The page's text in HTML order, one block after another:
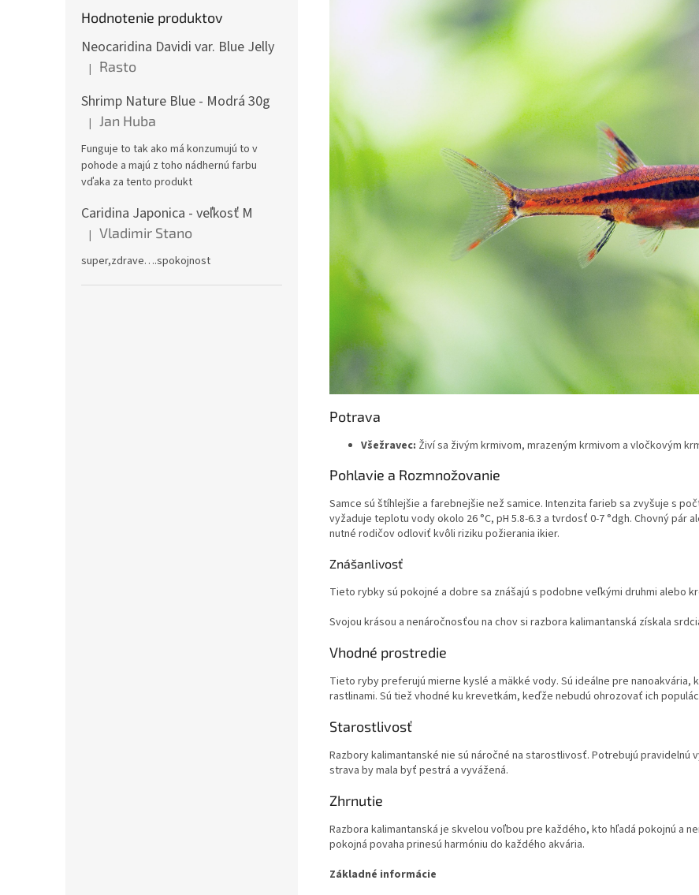
Hodnotenie produktov
Neocaridina Davidi var. Blue Jelly
Hodnotenie produktu je 5 z 5 hviezdičiek.
| Rasto
Shrimp Nature Blue - Modrá 30g
Hodnotenie produktu je 5 z 5 hviezdičiek.
| Jan Huba
Funguje to tak ako má konzumujú to v
pohode a majú z toho nádhernú farbu
vďaka za tento produkt
Caridina Japonica - veľkosť M
Hodnotenie produktu je 5 z 5 hviezdičiek.
| Vladimir Stano
super,zdrave….spokojnost
Potrava
Všežravec: Živí sa živým krmivom, mrazeným krmivom a vločkovým
Pohlavie a Rozmnožovanie
Samce sú štíhlejšie a farebnejšie než samice. Intenzita farieb sa zvyšuje s
vyžaduje teplotu vody okolo 26 °C, pH 5.8-6.3 a tvrdosť 0-7 °dgh. Chovný pár
nutné rodičov odloviť kvôli riziku požierania ikier.
Znášanlivosť
Tieto rybky sú pokojné a dobre sa znášajú s podobne veľkými druhmi alebo
Svojou krásou a nenáročnosťou na chov si razbora kalimantanská získala
Vhodné prostredie
Tieto ryby preferujú mierne kyslé a mäkké vody. Sú ideálne pre
rastlinami. Sú tiež vhodné ku krevetkám, keďže nebudú ohrozovať ich
Starostlivosť
Razbory kalimantanské nie sú náročné na starostlivosť. Potrebujú pravidelnú
strava by mala byť pestrá a vyvážená.
Zhrnutie
Razbora kalimantanská je skvelou voľbou pre každého, kto hľadá pokojnú a
pokojná povaha prinesú harmóniu do každého akvária.
Základné informácie